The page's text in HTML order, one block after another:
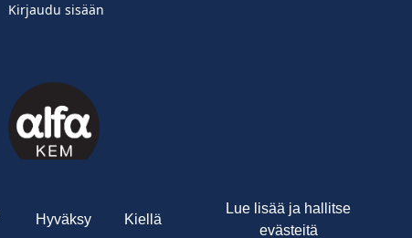
Kirjaudu sisään
Hyväksy Kiellä
Lue lisää ja hallitse
evästeitä